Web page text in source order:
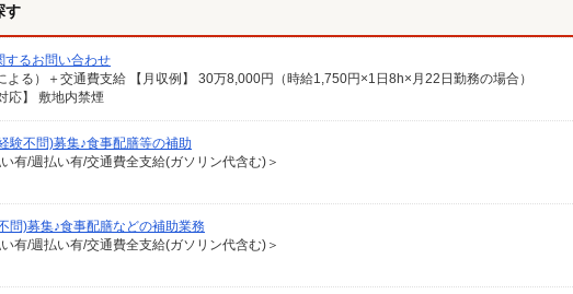
す
するお問い合わせ
る）＋交通費支給 【月収例】 30万8,000円（時給1,750円×1日8h×月22日勤務の場合）
応】 敷地内禁煙
験不問)募集♪食事配膳等の補助
/週払い有/交通費全支給(ガソリン代含む)＞
問)募集♪食事配膳などの補助業務
/週払い有/交通費全支給(ガソリン代含む)＞